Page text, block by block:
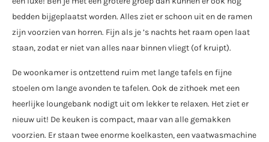
bedden bijgeplaatst worden. Alles ziet er schoon uit en de ramen
zijn voorzien van horren. Fijn als je ’s nachts het raam open laat
staan, zodat er niet van alles naar binnen vliegt (of kruipt).
De woonkamer is ontzettend ruim met lange tafels en fijne
stoelen om lange avonden te tafelen. Ook de zithoek met een
heerlijke loungebank nodigt uit om lekker te relaxen. Het ziet er
nieuw uit! De keuken is compact, maar van alle gemakken
voorzien. Er staan twee enorme koelkasten, een vaatwasmachine